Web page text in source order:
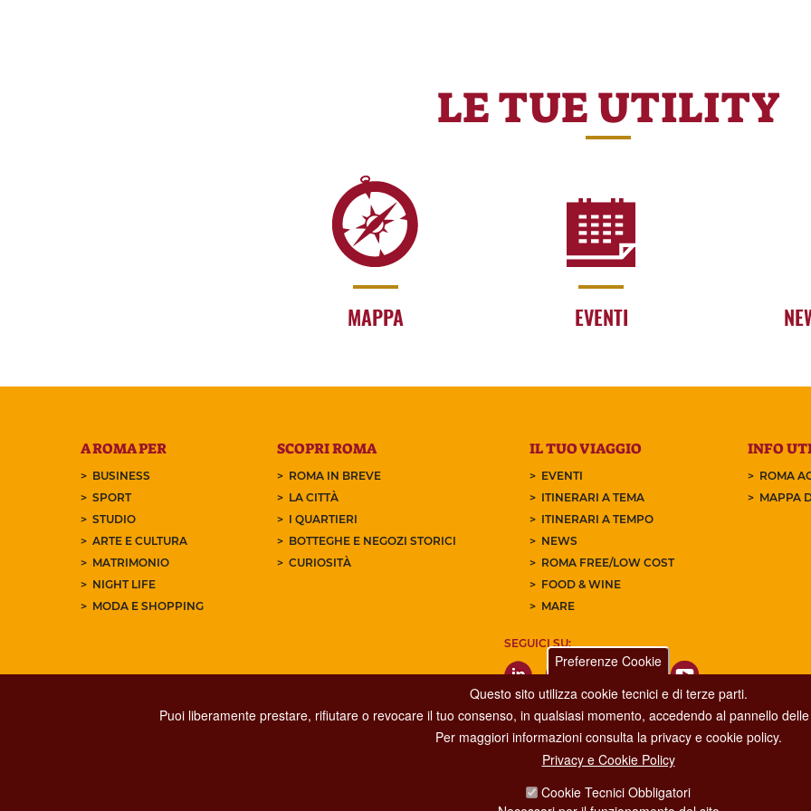
LE TUE UTILITY
MAPPA EVENTI
A ROMA PER
BUSINESS
SPORT
STUDIO
ARTE E CULTURA
MATRIMONIO
NIGHT LIFE
MODA E SHOPPING
SCOPRI ROMA
ROMA IN BREVE
LA CITTÀ
I QUARTIERI
BOTTEGHE E NEGOZI STORICI
CURIOSITÀ
IL TUO VIAGGIO
EVENTI
ITINERARI A TEMA
ITINERARI A TEMPO
NEWS
ROMA FREE/LOW COST
FOOD & WINE
MARE
INFO
ROMA
MAPPA
SEGUICI SU:
Dipartimento Grandi Eventi, Sport, Turismo e Moda.
Via di San Basilio, 51
Preferenze Cookie
Questo sito utilizza cookie tecnici e di terze parti.
Puoi liberamente prestare, rifiutare o revocare il tuo consenso, in qualsiasi momento, accedendo al pannello
Per maggiori informazioni consulta la privacy e cookie policy.
Privacy e Cookie Policy
Cookie Tecnici Obbligatori